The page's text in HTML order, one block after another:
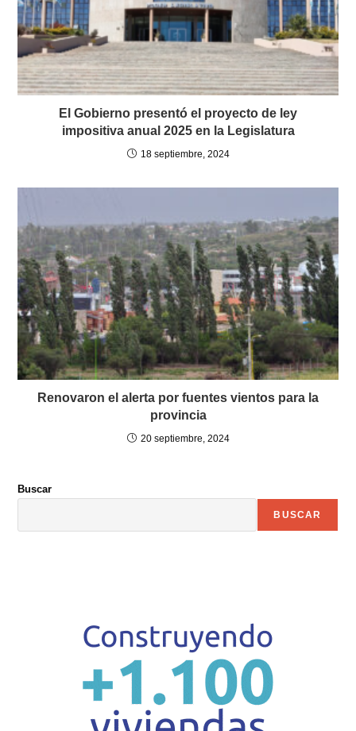
El Gobierno presentó el proyecto de ley
impositiva anual 2025 en la Legislatura
18 septiembre, 2024
Renovaron el alerta por fuentes vientos para la
provincia
20 septiembre, 2024
Buscar
BUSCAR